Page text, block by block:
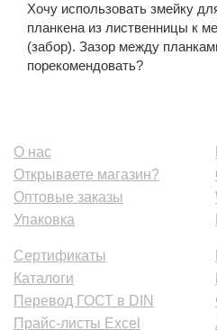
Хочу использовать змейку
планкена из лиственницы к
(забор). Зазор между
порекомендовать?
О нас
Открываете магазин?
Оптовые заказы
Упаковка
Сертификаты
Каталоги
Перевод ГОСТ в DIN
Прайс-листы Excel